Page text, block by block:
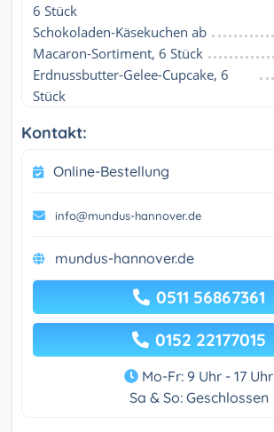
6 Stück
Schokoladen-Käsekuchen ab
Macaron-Sortiment, 6 Stück
Erdnussbutter-Gelee-Cupcake, 6
Stück
Kontakt:
Online-Bestellung
info@mundus-hannover.de
mundus-hannover.de
0511 56867361
0152 22177015
Mo-Fr: 9 Uhr - 17 Uhr
Sa & So: Geschlossen